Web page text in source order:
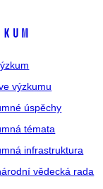
výzkumu
úspěchy
témata
infrastruktura
vědecká rada